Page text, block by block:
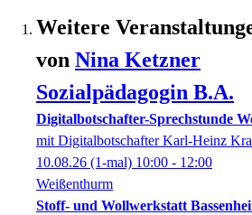
Weitere
von Nina Ketzner
Sozialpädagogin B.A.
Digitalbotschafter-Sprechstunde
mit Digitalbotschafter Karl-Heinz
10.08.26 (1-mal) 10:00 - 12:00
Weißenthurm
Stoff- und Wollwerkstatt